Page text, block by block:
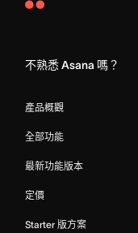
Asana
不熟悉 Asana 嗎？
產品概觀
全部功能
最新功能版本
定價
Starter 版方案